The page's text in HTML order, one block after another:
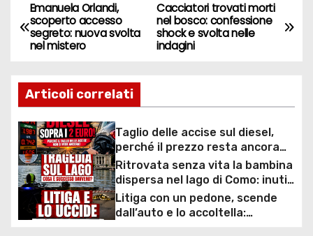
N
a
i
g
a
z
i
Cacciatori trovati morti
nel bosco: confessione
shock e svolta nelle
indagini
Emanuela Orlandi,
scoperto accesso
segreto: nuova svolta
nel mistero
Articoli correlati
Taglio delle accise sul diesel,
perché il prezzo resta ancora
sopra i 2 euro nonostante lo
sconto deciso dal Governo
Ritrovata senza vita la bambina
dispersa nel lago di Como: inutili
ore di ricerche dei
sommozzatori
Litiga con un pedone, scende
dall’auto e lo accoltella: